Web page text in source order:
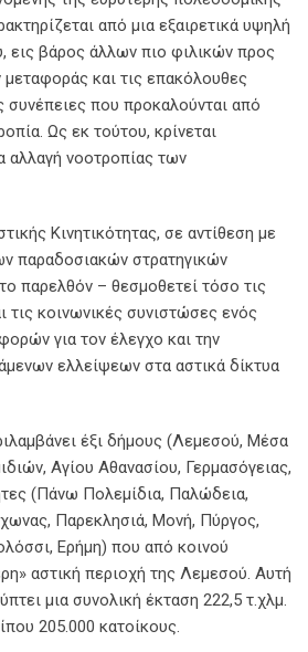
από μια εξαιρετικά υψηλή
εις βάρος άλλων πιο φιλικών προς
και τις επακόλουθες
συνέπειες που προκαλούνται από
Ως εκ τούτου, κρίνεται
αλλαγή νοοτροπίας των
Κινητικότητας, σε αντίθεση με
παραδοσιακών στρατηγικών
παρελθόν – θεσμοθετεί τόσο τις
τις κοινωνικές συνιστώσες ενός
για τον έλεγχο και την
ελλείψεων στα αστικά δίκτυα
έξι δήμους (Λεμεσού, Μέσα
Αγίου Αθανασίου, Γερμασόγειας,
(Πάνω Πολεμίδια, Παλώδεια,
Παρεκλησιά, Μονή, Πύργος,
Ερήμη) που από κοινού
αστική περιοχή της Λεμεσού. Αυτή
μια συνολική έκταση 222,5 τ.χλμ.
205.000 κατοίκους.